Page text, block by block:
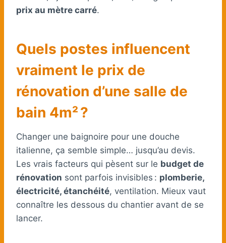
prix au mètre carré.
Quels postes influencent
vraiment le prix de
rénovation d’une salle de
bain 4m² ?
Changer une baignoire pour une douche
italienne, ça semble simple… jusqu’au devis.
Les vrais facteurs qui pèsent sur le budget de
rénovation sont parfois invisibles : plomberie,
électricité, étanchéité, ventilation. Mieux vaut
connaître les dessous du chantier avant de se
lancer.